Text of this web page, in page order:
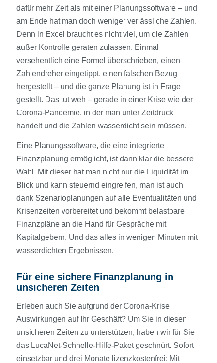
dafür mehr Zeit als mit einer Planungssoftware – und
am Ende hat man doch weniger verlässliche Zahlen.
Denn in Excel braucht es nicht viel, um die Zahlen
außer Kontrolle geraten zulassen. Einmal
versehentlich eine Formel überschrieben, einen
Zahlendreher eingetippt, einen falschen Bezug
hergestellt – und die ganze Planung ist in Frage
gestellt. Das tut weh – gerade in einer Krise wie der
Corona-Pandemie, in der man unter Zeitdruck
handelt und die Zahlen wasserdicht sein müssen.
Eine Planungssoftware, die eine integrierte
Finanzplanung ermöglicht, ist dann klar die bessere
Wahl. Mit dieser hat man nicht nur die Liquidität im
Blick und kann steuernd eingreifen, man ist auch
dank Szenarioplanungen auf alle Eventualitäten und
Krisenzeiten vorbereitet und bekommt belastbare
Finanzpläne an die Hand für Gespräche mit
Kapitalgebern. Und das alles in wenigen Minuten mit
wasserdichten Ergebnissen.
Für eine sichere Finanzplanung in
unsicheren Zeiten
Erleben auch Sie aufgrund der Corona-Krise
Auswirkungen auf Ihr Geschäft? Um Sie in diesen
unsicheren Zeiten zu unterstützen, haben wir für Sie
das LucaNet-Schnelle-Hilfe-Paket geschnürt. Sofort
einsetzbar und drei Monate lizenzkostenfrei: Mit